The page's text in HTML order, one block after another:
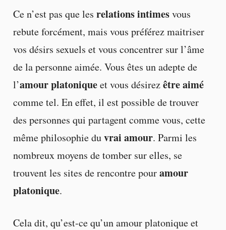
Ce n’est pas que les relations intimesvous
rebute forcément, mais vous préférez maitriser
vos désirs sexuels et vous concentrer sur l’âme
de la personne aimée. Vous êtes un adepte de
l’amour platoniqueet vous désirezêtre aimé
comme tel. En effet, il est possible de trouver
des personnes qui partagent comme vous, cette
même philosophie duvrai amour. Parmi les
nombreux moyens de tomber sur elles, se
trouvent les sites de rencontre pouramour
platonique.
Cela dit, qu’est-ce qu’un amour platonique et